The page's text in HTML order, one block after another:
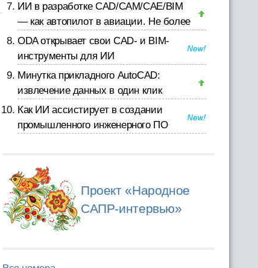
ИИ в разработке CAD/CAM/CAE/BIM
— как автопилот в авиации. Не более
ODA открывает свои CAD- и BIM-
инструменты для ИИ
Минутка прикладного AutoCAD:
извлечение данных в один клик
Как ИИ ассистирует в создании
промышленного инженерного ПО
Проект «Народное
САПР-интервью»